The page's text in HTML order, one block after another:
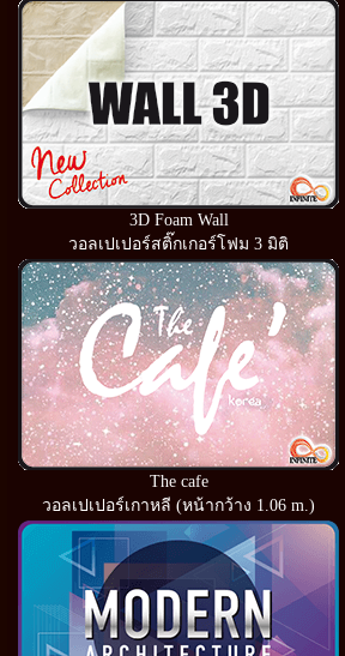
3D Foam Wall
วอลเปเปอร์สติ๊กเกอร์โฟม 3 มิติ
The cafe
วอลเปเปอร์เกาหลี (หน้ากว้าง 1.06 m.)